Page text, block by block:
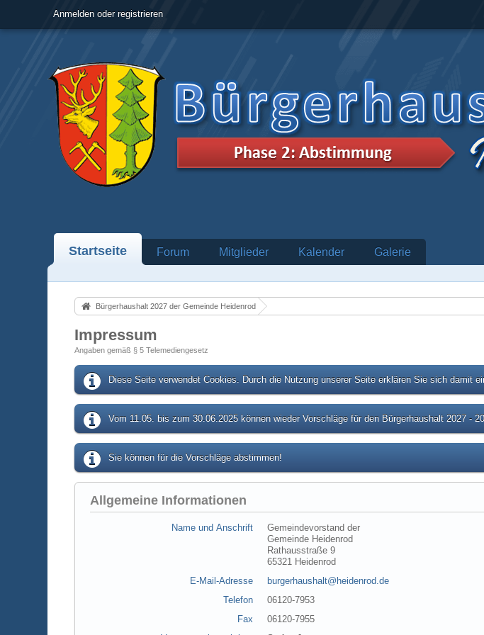
Anmelden oder registrieren
Startseite Forum Mitglieder Kalender Galerie
Bürgerhaushalt 2027 der Gemeinde Heidenrod
Impressum
Angaben gemäß § 5 Telemediengesetz
Diese Seite verwendet Cookies. Durch die Nutzung unserer Seite erklären Sie sich damit
Vom 11.05. bis zum 30.06.2025 können wieder Vorschläge für den Bürgerhaushalt 2027 -
Sie können für die Vorschläge abstimmen!
Allgemeine Informationen
Name und Anschrift
Gemeindevorstand der
Gemeinde Heidenrod
Rathausstraße 9
65321 Heidenrod
E-Mail-Adresse
burgerhaushalt@heidenrod.de
Telefon
06120-7953
Fax
06120-7955